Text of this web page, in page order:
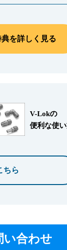
を詳しく見る
V-Lokの
便利な使
ちら
い合わせ